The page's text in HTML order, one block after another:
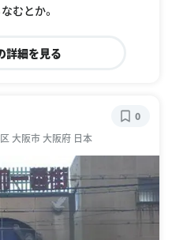
むとか。
詳細を見る
大阪市 大阪府 日本
0